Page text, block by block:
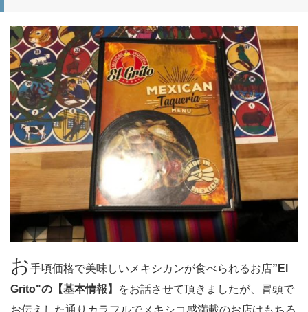
お手頃価格で美味しいメキシカンが食べられるお店”El
Grito"の【基本情報】
をお話させて頂きましたが、冒頭で
お伝えした通りカラフルでメキシコ感満載のお店はもちろ